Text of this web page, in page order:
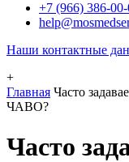
+7 (966) 386-
Наши контактные
+
Главная Часто
ЧАВО?
Часто